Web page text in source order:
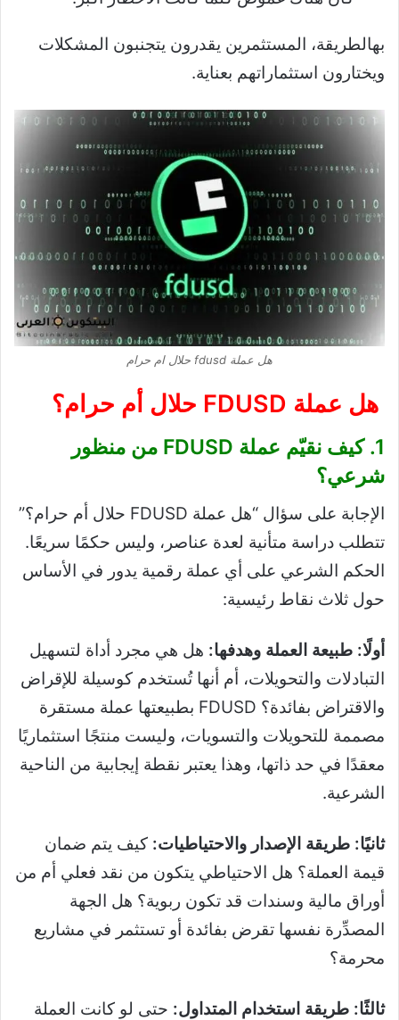
بهالطريقة، المستثمرين يقدرون يتجنبون المشكلات
ويختارون استثماراتهم بعناية.
هل عملة fdusd حلال ام حرام
هل عملة FDUSD حلال أم حرام؟
1. كيف نقيّم عملة FDUSD من منظور
شرعي؟
الإجابة على سؤال “هل عملة FDUSD حلال أم حرام؟”
تتطلب دراسة متأنية لعدة عناصر، وليس حكمًا سريعًا.
الحكم الشرعي على أي عملة رقمية يدور في الأساس
حول ثلاث نقاط رئيسية:
أولًا: طبيعة العملة وهدفها: هل هي مجرد أداة لتسهيل
التبادلات والتحويلات، أم أنها تُستخدم كوسيلة للإقراض
والاقتراض بفائدة؟ FDUSD بطبيعتها عملة مستقرة
مصممة للتحويلات والتسويات، وليست منتجًا استثماريًا
معقدًا في حد ذاتها، وهذا يعتبر نقطة إيجابية من الناحية
الشرعية.
ثانيًا: طريقة الإصدار والاحتياطيات: كيف يتم ضمان
قيمة العملة؟ هل الاحتياطي يتكون من نقد فعلي أم من
أوراق مالية وسندات قد تكون ربوية؟ هل الجهة
المصدِّرة نفسها تقرض بفائدة أو تستثمر في مشاريع
محرمة؟
ثالثًا: طريقة استخدام المتداول: حتى لو كانت العملة